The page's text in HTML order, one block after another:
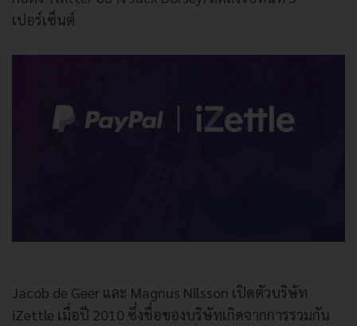
เปอร์เซ็นต์
Jacob de Geer และ Magnus Nilsson เปิดตัวบริษัท
iZettle เมื่อปี 2010 ซึ่งชื่อของบริษัทเกิดจากการรวมกัน